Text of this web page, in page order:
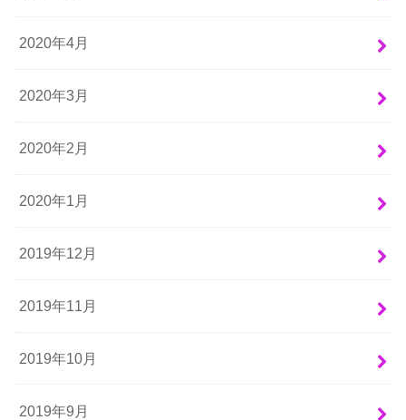
2020年4月
2020年3月
2020年2月
2020年1月
2019年12月
2019年11月
2019年10月
2019年9月